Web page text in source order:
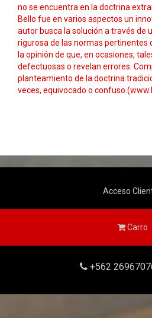
no se encuentra en la doctrina
Bello fue en varios aspectos un
autor busca la solución a través de
rigurosa de las normas pertinentes
la opinión de que, en ocasiones,
defectuosas o revelan errores.
planteamiento de la doctrina
veces, equivocado o
Acceso
Carro
+562